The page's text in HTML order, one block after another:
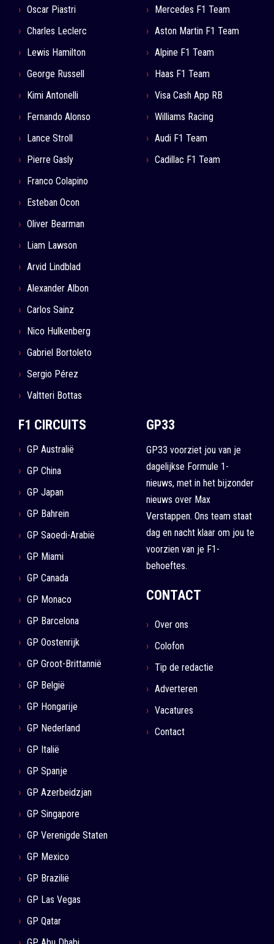
Oscar Piastri
Charles Leclerc
Lewis Hamilton
George Russell
Kimi Antonelli
Fernando Alonso
Lance Stroll
Pierre Gasly
Franco Colapino
Esteban Ocon
Oliver Bearman
Liam Lawson
Arvid Lindblad
Alexander Albon
Carlos Sainz
Nico Hulkenberg
Gabriel Bortoleto
Sergio Pérez
Valtteri Bottas
Mercedes F1 Team
Aston Martin F1 Team
Alpine F1 Team
Haas F1 Team
Visa Cash App RB
Williams Racing
Audi F1 Team
Cadillac F1 Team
F1 CIRCUITS
GP Australië
GP China
GP Japan
GP Bahrein
GP Saoedi-Arabië
GP Miami
GP Canada
GP Monaco
GP Barcelona
GP Oostenrijk
GP Groot-Brittannië
GP België
GP Hongarije
GP Nederland
GP Italië
GP Spanje
GP Azerbeidzjan
GP Singapore
GP Verenigde Staten
GP Mexico
GP Brazilië
GP Las Vegas
GP Qatar
GP33
GP33 voorziet jou van je
dagelijkse Formule 1-
nieuws, met in het bijzonder
nieuws over Max
Verstappen. Ons team staat
dag en nacht klaar om jou te
voorzien van je F1-
behoeftes.
CONTACT
Over ons
Colofon
Tip de redactie
Adverteren
Vacatures
Contact